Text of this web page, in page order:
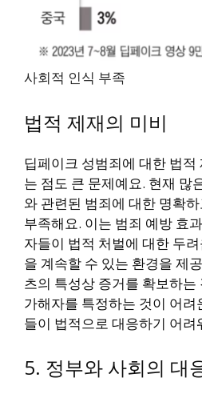
사회적 인식 부족
법적 제재의 미비
딥페이크 성범죄에 대한 법
는 점도 큰 문제예요. 현재 많
와 관련된 범죄에 대한 명확
부족해요. 이는 범죄 예방 효
자들이 법적 처벌에 대한 두
을 계속할 수 있는 환경을 제
츠의 특성상 증거를 확보하는
가해자를 특정하는 것이 어
들이 법적으로 대응하기 어려
5. 정부와 사회의 대